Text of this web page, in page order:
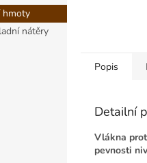
hmoty
nátěry
Popis
Detailní
Vlákna
pevnosti